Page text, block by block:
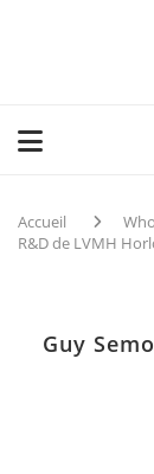
Accueil
R&D de LVMH
Guy